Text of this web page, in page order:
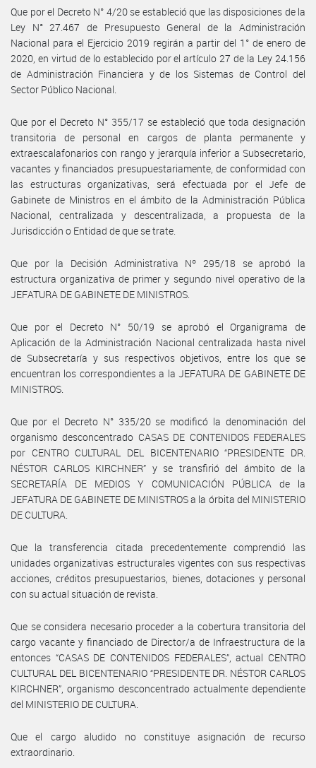
Que por el Decreto N° 4/20 se estableció que las disposiciones de la
Ley N° 27.467 de Presupuesto General de la Administración
Nacional para el Ejercicio 2019 regirán a partir del 1° de enero de
2020, en virtud de lo establecido por el artículo 27 de la Ley 24.156
de Administración Financiera y de los Sistemas de Control del
Sector Público Nacional.
Que por el Decreto N° 355/17 se estableció que toda designación
transitoria de personal en cargos de planta permanente y
extraescalafonarios con rango y jerarquía inferior a Subsecretario,
vacantes y financiados presupuestariamente, de conformidad con
las estructuras organizativas, será efectuada por el Jefe de
Gabinete de Ministros en el ámbito de la Administración Pública
Nacional, centralizada y descentralizada, a propuesta de la
Jurisdicción o Entidad de que se trate.
Que por la Decisión Administrativa Nº 295/18 se aprobó la
estructura organizativa de primer y segundo nivel operativo de la
JEFATURA DE GABINETE DE MINISTROS.
Que por el Decreto N° 50/19 se aprobó el Organigrama de
Aplicación de la Administración Nacional centralizada hasta nivel
de Subsecretaría y sus respectivos objetivos, entre los que se
encuentran los correspondientes a la JEFATURA DE GABINETE DE
MINISTROS.
Que por el Decreto N° 335/20 se modificó la denominación del
organismo desconcentrado CASAS DE CONTENIDOS FEDERALES
por CENTRO CULTURAL DEL BICENTENARIO “PRESIDENTE DR.
NÉSTOR CARLOS KIRCHNER” y se transfirió del ámbito de la
SECRETARÍA DE MEDIOS Y COMUNICACIÓN PÚBLICA de la
JEFATURA DE GABINETE DE MINISTROS a la órbita del MINISTERIO
DE CULTURA.
Que la transferencia citada precedentemente comprendió las
unidades organizativas estructurales vigentes con sus respectivas
acciones, créditos presupuestarios, bienes, dotaciones y personal
con su actual situación de revista.
Que se considera necesario proceder a la cobertura transitoria del
cargo vacante y financiado de Director/a de Infraestructura de la
entonces “CASAS DE CONTENIDOS FEDERALES”, actual CENTRO
CULTURAL DEL BICENTENARIO “PRESIDENTE DR. NÉSTOR CARLOS
KIRCHNER”, organismo desconcentrado actualmente dependiente
del MINISTERIO DE CULTURA.
Que el cargo aludido no constituye asignación de recurso
extraordinario.